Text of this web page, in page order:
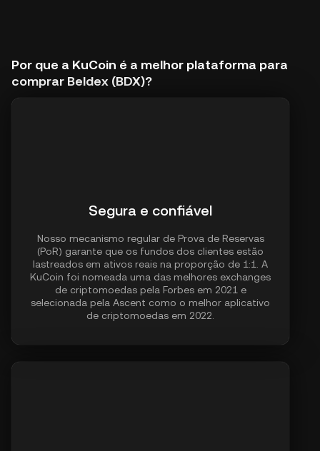
Por que a KuCoin é a melhor plataforma para
comprar Beldex (BDX)?
Segura e confiável
Nosso mecanismo regular de Prova de Reservas
(PoR) garante que os fundos dos clientes estão
lastreados em ativos reais na proporção de 1:1. A
KuCoin foi nomeada uma das melhores exchanges
de criptomoedas pela Forbes em 2021 e
selecionada pela Ascent como o melhor aplicativo
de criptomoedas em 2022.